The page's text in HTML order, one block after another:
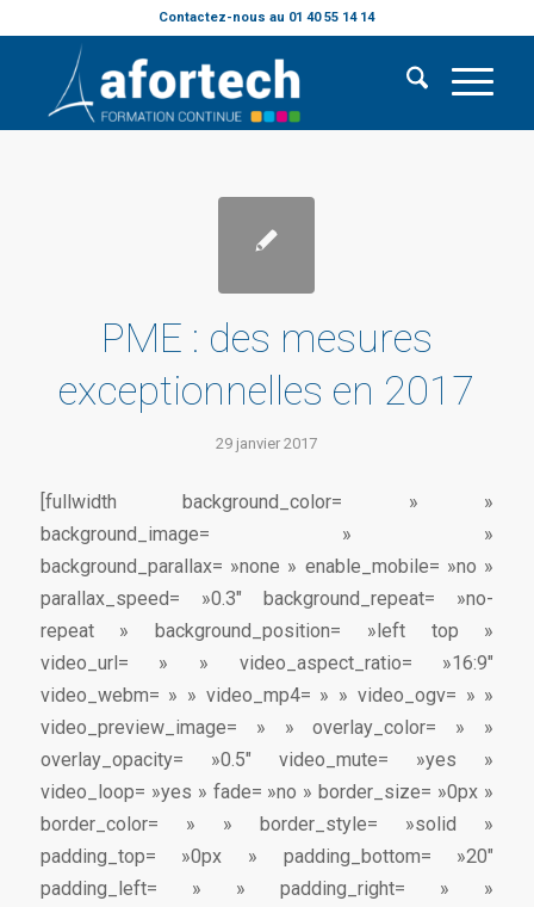
Contactez-nous au 01 40 55 14 14
PME : des mesures
exceptionnelles en 2017
29 janvier 2017
[fullwidth background_color= » »
background_image= » »
background_parallax= »none » enable_mobile= »no »
parallax_speed= »0.3″ background_repeat= »no-
repeat » background_position= »left top »
video_url= » » video_aspect_ratio= »16:9″
video_webm= » » video_mp4= » » video_ogv= » »
video_preview_image= » » overlay_color= » »
overlay_opacity= »0.5″ video_mute= »yes »
video_loop= »yes » fade= »no » border_size= »0px »
border_color= » » border_style= »solid »
padding_top= »0px » padding_bottom= »20″
padding_left= » » padding_right= » »